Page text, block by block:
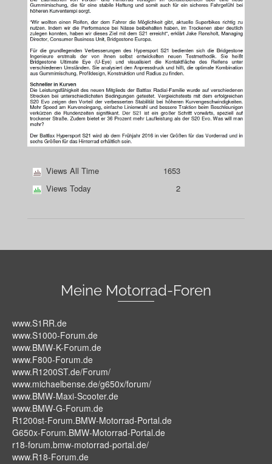
Views All Time
1653
Views Today
2
Meine Motorrad-Foren
www.S1RR.de
www.S1000-Forum.de
www.BMW-K-Forum.de
www.F800-Forum.de
www.R1200ST.de/Forum/
www.michaelbense.de/g650x/forum/
www.BMW-Maxi-Scooter.de
www.BMW-G-Forum.de
R1200st-Forum.BMW-Motorrad-Portal.de
G650x-Forum.BMW-Motorrad-Portal.de
r18-forum.bmw-motorrad-portal.de/
www.R18-Forum.de